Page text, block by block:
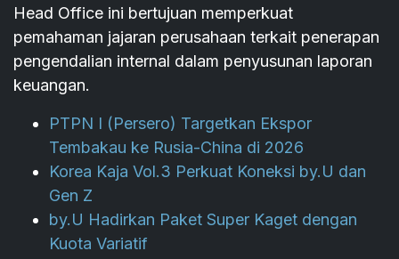
Head Office ini bertujuan memperkuat
pemahaman jajaran perusahaan terkait penerapan
pengendalian internal dalam penyusunan laporan
keuangan.
PTPN I (Persero) Targetkan Ekspor
Tembakau ke Rusia-China di 2026
Korea Kaja Vol.3 Perkuat Koneksi by.U dan
Gen Z
by.U Hadirkan Paket Super Kaget dengan
Kuota Variatif